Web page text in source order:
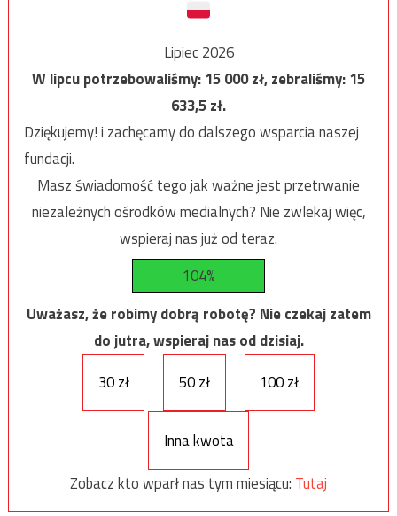
Lipiec 2026
W lipcu potrzebowaliśmy:15 000zł, zebraliśmy:15
633,5zł.
Dziękujemy! i zachęcamy do dalszego wsparcia naszej
fundacji.
Masz świadomość tego jak ważne jest przetrwanie
niezależnych ośrodków medialnych? Nie zwlekaj więc,
wspieraj nas już od teraz.
104%
Uważasz, że robimy dobrą robotę? Nie czekaj zatem
do jutra, wspieraj nas od dzisiaj.
30 zł
50 zł 100 zł
Inna kwota
Zobacz kto wparł nas tym miesiącu: Tutaj